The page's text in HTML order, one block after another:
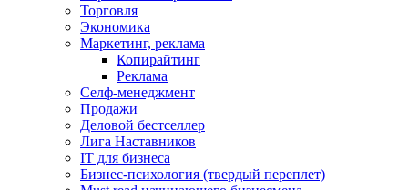
Торговля
Экономика
Маркетинг, реклама
Копирайтинг
Реклама
Селф-менеджмент
Продажи
Деловой бестселлер
Лига Наставников
IT для бизнеса
Бизнес-психология (твердый переплет)